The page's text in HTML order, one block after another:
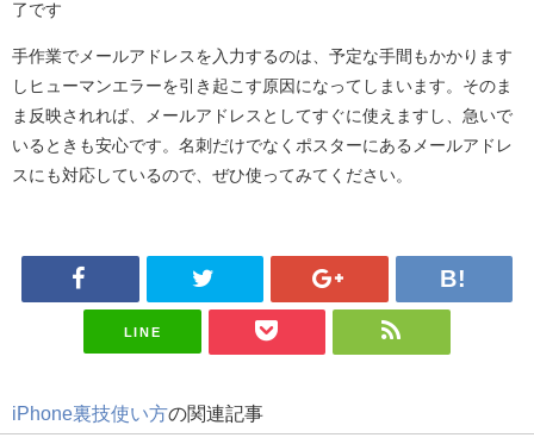
了です
手作業でメールアドレスを入力するのは、予定な手間もかかります
しヒューマンエラーを引き起こす原因になってしまいます。そのま
ま反映されれば、メールアドレスとしてすぐに使えますし、急いで
いるときも安心です。名刺だけでなくポスターにあるメールアドレ
スにも対応しているので、ぜひ使ってみてください。
LINE
iPhone裏技使い方の関連記事